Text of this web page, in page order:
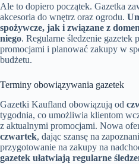
Ale to dopiero początek. Gazetka
akcesoria do wnętrz oraz ogrodu.
spożywcze, jak i związane z
niego. Regularne śledzenie
promocjami i planować zakupy w
budżetu.
Terminy obowiązywania gazetek
Gazetki Kaufland obowiązują od
tygodnia, co umożliwia klientom
z aktualnymi promocjami. Nowa
czwartek, dając szansę na
przygotowanie na zakupy na
gazetek ułatwiają regularne